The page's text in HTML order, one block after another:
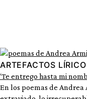
ARTEFACTOS
‘Te entrego hasta mi
En los poemas de